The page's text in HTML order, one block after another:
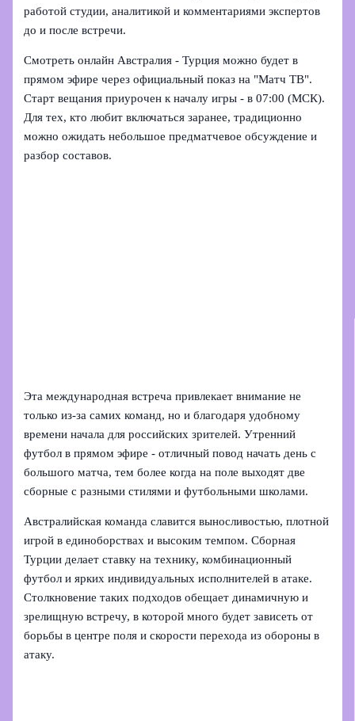
работой студии, аналитикой и комментариями экспертов
до и после встречи.
Смотреть онлайн Австралия - Турция можно будет в
прямом эфире через официальный показ на "Матч ТВ".
Старт вещания приурочен к началу игры - в 07:00 (МСК).
Для тех, кто любит включаться заранее, традиционно
можно ожидать небольшое предматчевое обсуждение и
разбор составов.
Эта международная встреча привлекает внимание не
только из‑за самих команд, но и благодаря удобному
времени начала для российских зрителей. Утренний
футбол в прямом эфире - отличный повод начать день с
большого матча, тем более когда на поле выходят две
сборные с разными стилями и футбольными школами.
Австралийская команда славится выносливостью, плотной
игрой в единоборствах и высоким темпом. Сборная
Турции делает ставку на технику, комбинационный
футбол и ярких индивидуальных исполнителей в атаке.
Столкновение таких подходов обещает динамичную и
зрелищную встречу, в которой много будет зависеть от
борьбы в центре поля и скорости перехода из обороны в
атаку.